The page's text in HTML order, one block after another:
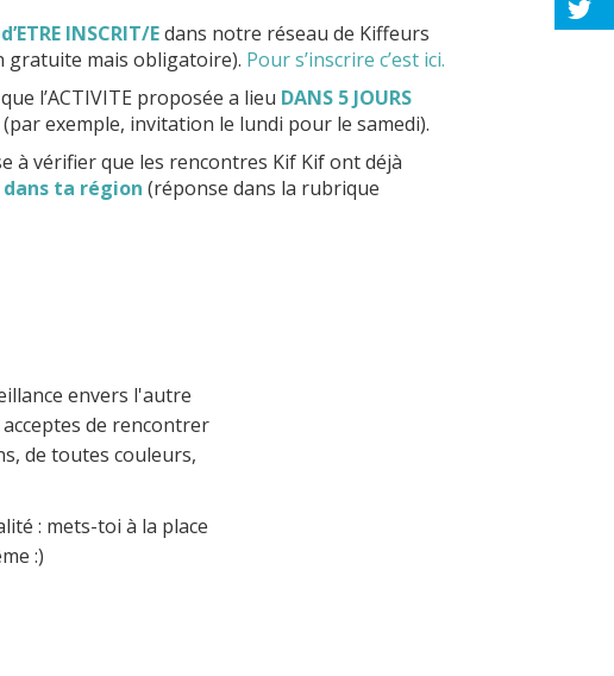
d’ETRE INSCRIT/Edans notre réseau de Kiffeurs
gratuite mais obligatoire). Pour s’inscrire c’est ici.
l’ACTIVITE proposée a lieu DANS 5 JOURS
(par exemple, invitation le lundi pour le samedi).
à vérifier que les rencontres Kif Kif ont déjà
dans ta région (réponse dans la rubrique
envers l'autre
de rencontrer
de toutes couleurs,
: mets-toi à la place
:)